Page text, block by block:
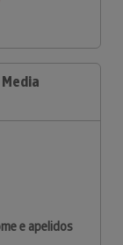
e apelidos